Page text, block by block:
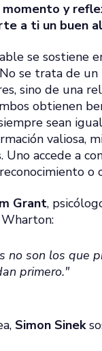
y
a ti un buen
se sostiene
se trata de
sino de una
obtienen
sean
valiosa,
accede a
o
Grant,
no son los que
primero."
Simon Sinek